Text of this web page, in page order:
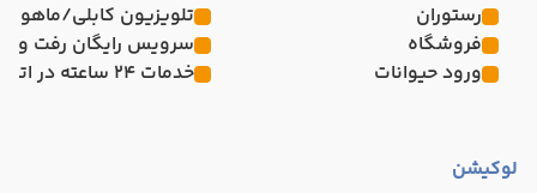
رستوران
فروشگاه
ورود حیوانات
تلویزیون کابلی/
سرویس رایگان رفت و
خدمات 24 ساعته در اتاق
لوکیشن